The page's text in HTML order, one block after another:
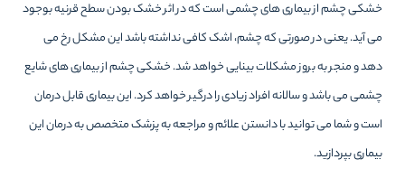
خشکی چشم از بیماری های چشمی است که در اثر خشک بودن سطح قرنیه بوجود
می آید. یعنی در صورتی که چشم، اشک کافی نداشته باشد این مشکل رخ می
دهد و منجر به بروز مشکلات بینایی خواهد شد. خشکی چشم از بیماری های شایع
چشمی می باشد و سالانه افراد زیادی را درگیر خواهد کرد. این بیماری قابل درمان
است و شما می توانید با دانستن علائم و مراجعه به پزشک متخصص به درمان این
بیماری بپردازید.